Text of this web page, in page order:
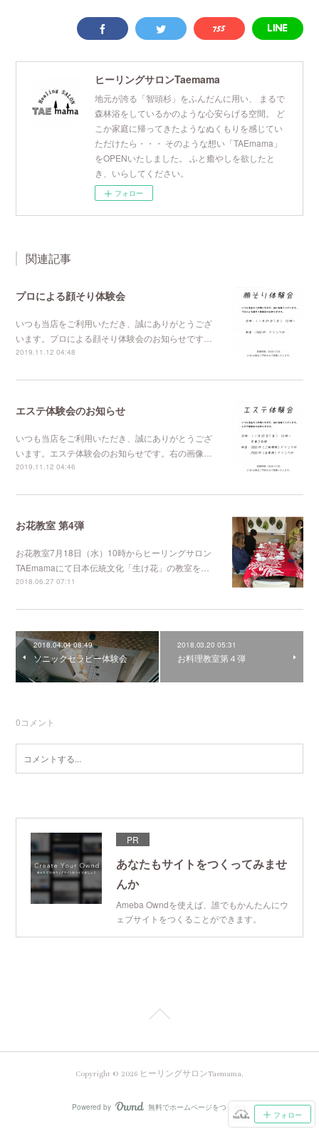
ヒーリングサロンTaemama
地元が誇る「智頭杉」をふんだんに用い、 まるで
森林浴をしているかのような心安らげる空間。 ど
こか家庭に帰ってきたようなぬくもりを感じてい
ただけたら・・・ そのような想い「TAEmama」
をOPENいたしました。 ふと癒やしを欲したと
き、いらしてください。
フォロー
関連記事
プロによる顔そり体験会
いつも当店をご利用いただき、誠にありがとうござ
います。プロによる顔そり体験会のお知らせです…
2019.11.12 04:48
エステ体験会のお知らせ
いつも当店をご利用いただき、誠にありがとうござ
います。エステ体験会のお知らせです。右の画像…
2019.11.12 04:46
お花教室 第4弾
お花教室7月18日（水）10時からヒーリングサロン
TAEmamaにて日本伝統文化「生け花」の教室を…
2018.06.27 07:11
2018.04.04 08:49
ソニックセラピー体験会
2018.03.20 05:31
お料理教室第４弾
0コメント
PR
あなたもサイトをつくってみませ
んか
Ameba Owndを使えば、誰でもかんたんにウ
ェブサイトをつくることができます。
フォロー
Copyright © 2026 ヒーリングサロンTaemama.
Powered by AmebaOwnd
無料でホームページをつくろう